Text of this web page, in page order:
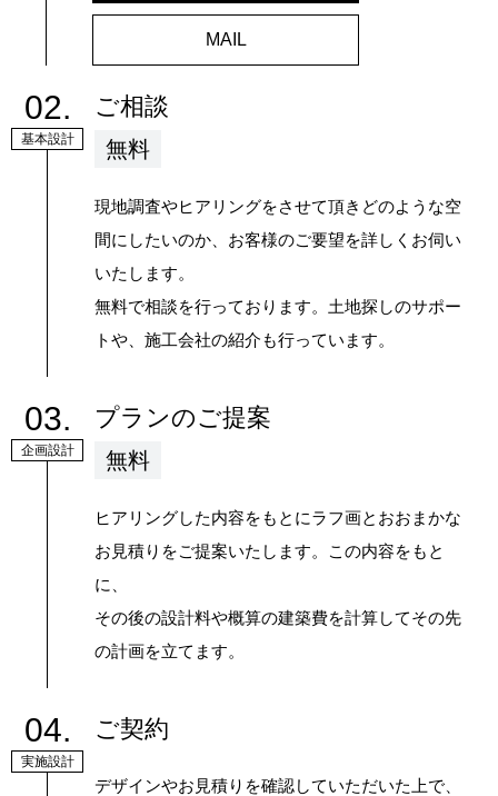
MAIL
02.
基本設計
ご相談
無料
現地調査やヒアリングをさせて頂きどのような空
間にしたいのか、お客様のご要望を詳しくお伺い
いたします。
無料で相談を行っております。土地探しのサポー
トや、施工会社の紹介も行っています。
03.
企画設計
プランのご提案
無料
ヒアリングした内容をもとにラフ画とおおまかな
お見積りをご提案いたします。この内容をもと
に、
その後の設計料や概算の建築費を計算してその先
の計画を立てます。
04.
実施設計
ご契約
デザインやお見積りを確認していただいた上で、